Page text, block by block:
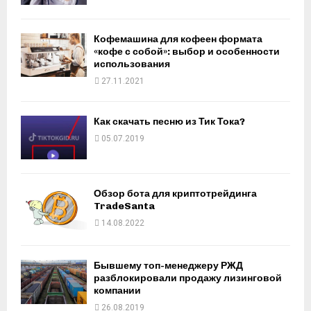
Кофемашина для кофеен формата
«кофе с собой»: выбор и особенности
использования
27.11.2021
Как скачать песню из Тик Тока?
05.07.2019
Обзор бота для криптотрейдинга
TradeSanta
14.08.2022
Бывшему топ-менеджеру РЖД
разблокировали продажу лизинговой
компании
26.08.2019